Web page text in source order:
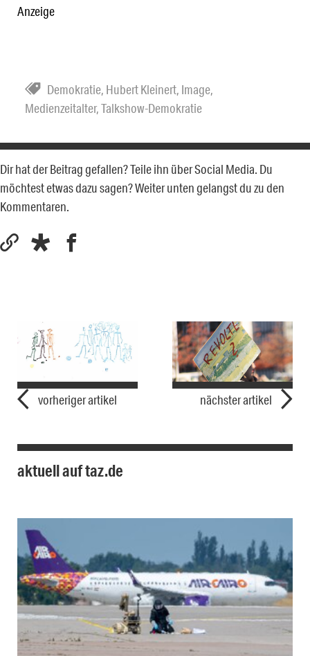
Anzeige
Demokratie, Hubert Kleinert, Image,
Medienzeitalter,Talkshow-Demokratie
Dir hat der Beitrag gefallen? Teile ihn über Social Media. Du
möchtest etwas dazu sagen? Weiter unten gelangst du zu den
Kommentaren.
vorheriger artikel nächster artikel
aktuell auf taz.de